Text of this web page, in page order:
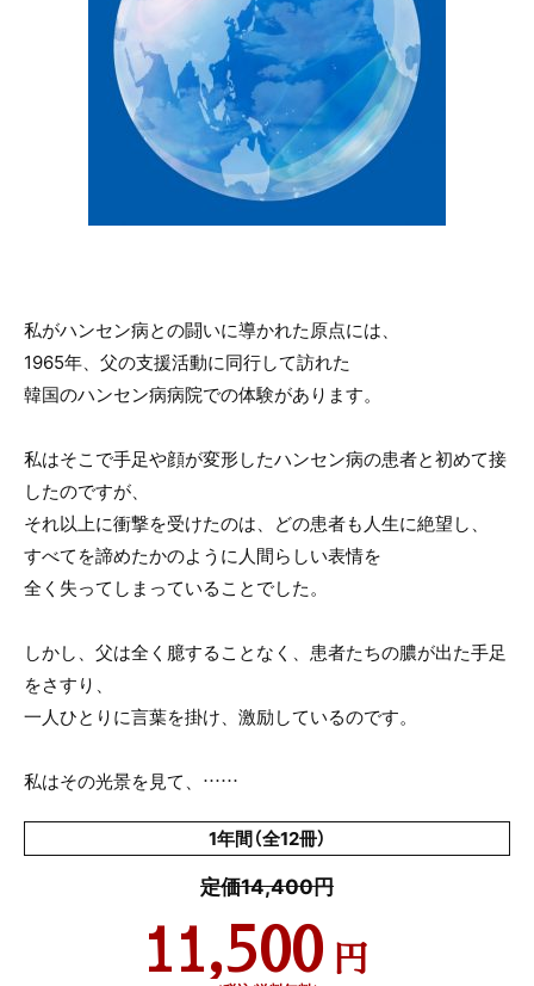
私がハンセン病との闘いに導かれた原点には、
1965年、父の支援活動に同行して訪れた
韓国のハンセン病病院での体験があります。
私はそこで手足や顔が変形したハンセン病の患者と初めて接
したのですが、
それ以上に衝撃を受けたのは、どの患者も人生に絶望し、
すべてを諦めたかのように人間らしい表情を
全く失ってしまっていることでした。
しかし、父は全く臆することなく、患者たちの膿が出た手足
をさすり、
一人ひとりに言葉を掛け、激励しているのです。
私はその光景を見て、……
1年間（全12冊）
定価14,400円
11,500 円